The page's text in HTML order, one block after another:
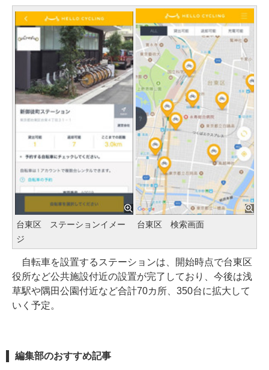
台東区 ステーションイメー
ジ
台東区 検索画面
自転車を設置するステーションは、開始時点で台東区
役所など公共施設付近の設置が完了しており、今後は浅
草駅や隅田公園付近など合計70カ所、350台に拡大して
いく予定。
編集部のおすすめ記事